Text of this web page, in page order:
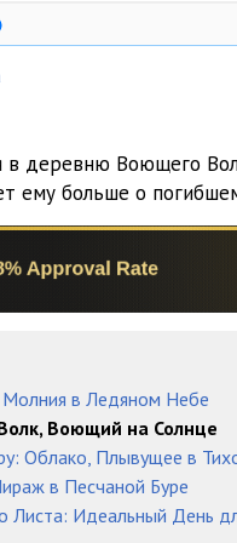
03 02
04
05
06
в деревню Воющего
ему больше о
в Ледяном Небе
Воющий на Солнце
Облако, Плывущее в
в Песчаной Буре
Листа: Идеальный День